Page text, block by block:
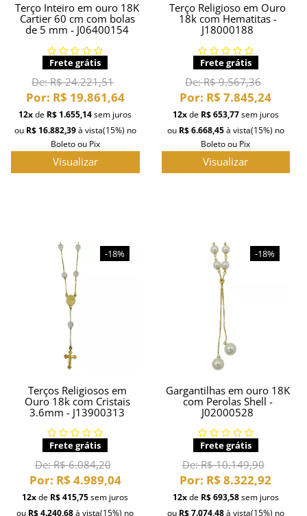
Terço Inteiro em ouro 18K
Cartier 60 cm com bolas
de 5 mm - J06400154
Frete grátis
De:R$ 24.221,51
Por: R$ 19.861,64
12xde R$ 1.655,14sem juros
ou R$ 16.882,39à vista(15%) no
Boleto ou Pix
Visualizar
Terço Religioso em Ouro
18k com Hematitas -
J18000188
Frete grátis
De:R$ 9.567,36
Por: R$ 7.845,24
12xde R$ 653,77sem juros
ou R$ 6.668,45à vista(15%) no
Boleto ou Pix
Visualizar
-18%
Terços Religiosos em
Ouro 18k com Cristais
3.6mm - J13900313
Frete grátis
De:R$ 6.084,20
Por: R$ 4.989,04
12xde R$ 415,75sem juros
ou R$ 4.240,68à vista(15%) no
-18%
Gargantilhas em ouro 18K
com Perolas Shell -
J02000528
Frete grátis
De:R$ 10.149,90
Por: R$ 8.322,92
12xde R$ 693,58sem juros
ou R$ 7.074,48à vista(15%) no